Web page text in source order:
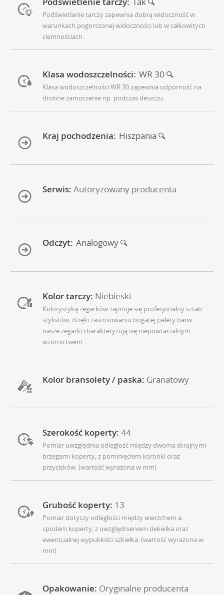
Podświetlanie tarczy zapewnia dobrą widoczność w
warunkach pogorszonej widoczności lub w całkowitych
ciemnościach.
Klasa wodoszczelności: WR 30
Klasa wodoszczelności WR 30 zapewnia odporność na
drobne zamoczenie np. podczas deszczu.
Kraj pochodzenia: Hiszpania
Serwis: Autoryzowany producenta
Odczyt: Analogowy
Kolor tarczy: Niebieski
Kolorystyką zegarków zajmuje się profesjonalny sztab
stylistów, dzięki zastosowaniu bogatej palety barw
nasze zegarki charakteryzują się niepowtarzalnym
wzornictwem.
Kolor bransolety / paska: Granatowy
Szerokość koperty: 44
Pomiar uwzględnia odległość między dwoma skrajnymi
brzegami koperty, z pominięciem koronki oraz
przycisków. (wartość wyrażona w mm)
Grubość koperty: 13
Pomiar dotyczy odległości między wierzchem a
spodem koperty, z uwzględnieniem dekielka oraz
ewentualnej wypukłości szkiełka. (wartość wyrażona w
mm)
Opakowanie: Oryginalne producenta